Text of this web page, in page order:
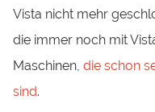
Vista nicht mehr
die immer noch mit
Maschinen,die schon
sind.